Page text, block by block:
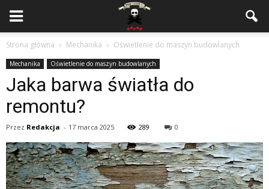
Strona główna Mechanika Oświetlenie do maszyn budowlanych
Mechanika Oświetlenie do maszyn budowlanych
Jaka barwa światła do
remontu?
Przez Redakcja - 17 marca 2025 289 0